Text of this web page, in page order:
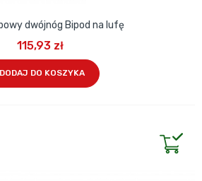
dwójnóg Bipod na lufę
115,93 zł
DODAJ DO KOSZYKA